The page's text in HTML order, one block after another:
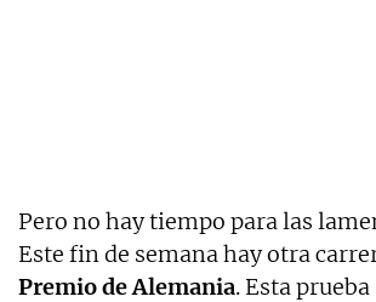
Pero no hay tiempo para las
Este fin de semana hay otra
Premio de Alemania. Esta